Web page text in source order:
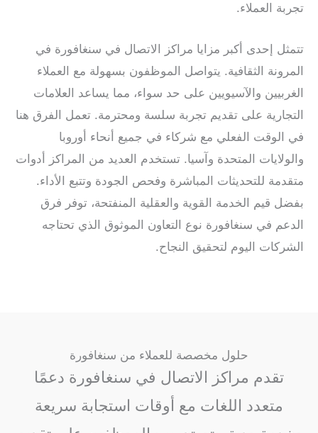
تجربة العملاء.
تتمثل إحدى أكبر مزايا مراكز الاتصال في سنغافورة في
المرونة الثقافية. يتواصل الموظفون بسهولة مع العملاء
الغربيين والآسيويين على حد سواء، مما يساعد العلامات
التجارية على تقديم تجربة سلسة ومحترمة. تعمل الفرق هنا
في الوقت الفعلي مع شركاء في جميع أنحاء أوروبا
والولايات المتحدة وآسيا. تستخدم العديد من المراكز أدوات
متقدمة للتحديثات المباشرة وفحص الجودة وتتبع الأداء.
بفضل قيم الخدمة القوية والعقلية المنفتحة، توفر فرق
الدعم في سنغافورة نوع التعاون الموثوق الذي تحتاجه
الشركات اليوم لتحقيق النجاح.
حلول مخصصة للعملاء من سنغافورة
تقدم مراكز الاتصال في سنغافورة دعمًا
متعدد اللغات مع أوقات استجابة سريعة